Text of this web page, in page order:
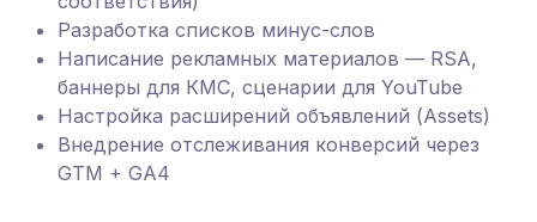
Разработка списков минус-слов
Написание рекламных материалов — RSA,
баннеры для КМС, сценарии для YouTube
Настройка расширений объявлений (Assets)
Внедрение отслеживания конверсий через
GTM + GA4